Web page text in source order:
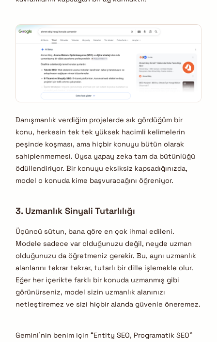
Danışmanlık verdiğim projelerde sık gördüğüm bir
konu, herkesin tek tek yüksek hacimli kelimelerin
peşinde koşması, ama hiçbir konuyu bütün olarak
sahiplenmemesi. Oysa yapay zeka tam da bütünlüğü
ödüllendiriyor. Bir konuyu eksiksiz kapsadığınızda,
model o konuda kime başvuracağını öğreniyor.
3. Uzmanlık Sinyali Tutarlılığı
Üçüncü sütun, bana göre en çok ihmal edileni.
Modele sadece var olduğunuzu değil, neyde uzman
olduğunuzu da öğretmeniz gerekir. Bu, aynı uzmanlık
alanlarını tekrar tekrar, tutarlı bir dille işlemekle olur.
Eğer her içerikte farklı bir konuda uzmanmış gibi
görünürseniz, model sizin uzmanlık alanınızı
netleştiremez ve sizi hiçbir alanda güvenle öneremez.
Gemini’nin benim için “Entity SEO, Programatik SEO”